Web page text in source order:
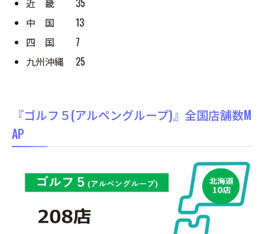
中 国 13
四 国 7
九州沖縄 25
『ゴルフ５(アルペングループ)』全国店舗数M
AP